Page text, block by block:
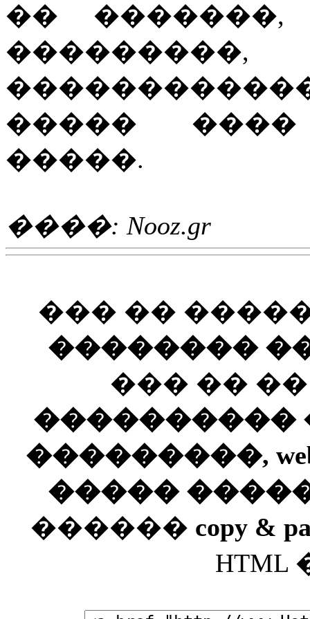
�� �������,
�����
�����.
����: Nooz.gr
��� ��
��������
��� ��
����������
���������,
�����
������ copy &